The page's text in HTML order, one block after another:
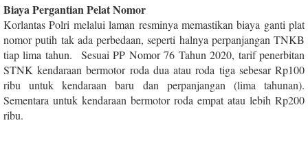
Biaya Pergantian Pelat Nomor
Korlantas Polri melalui laman resminya memastikan biaya ganti plat
nomor putih tak ada perbedaan, seperti halnya perpanjangan TNKB
tiap lima tahun. Sesuai PP Nomor 76 Tahun 2020, tarif penerbitan
STNK kendaraan bermotor roda dua atau roda tiga sebesar Rp100
ribu untuk kendaraan baru dan perpanjangan (lima tahunan).
Sementara untuk kendaraan bermotor roda empat atau lebih Rp200
ribu.